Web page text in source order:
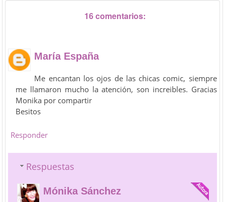
16 comentarios:
María España
Me encantan los ojos de las chicas comic, siempre
me llamaron mucho la atención, son increibles. Gracias
Monika por compartir
Besitos
Responder
Respuestas
Mónika Sánchez